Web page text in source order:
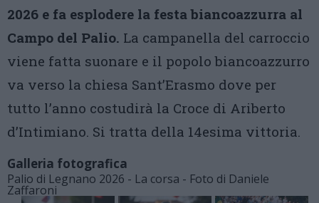
2026 e fa esplodere la festa biancoazzurra al
Campo del Palio. La campanella del carroccio
viene fatta suonare e il popolo biancoazzurro
va verso la chiesa Sant’Erasmo dove per
tutto l’anno costudirà la Croce di Ariberto
d’Intimiano. Si tratta della 14esima vittoria.
Galleria fotografica
Palio di Legnano 2026 - La corsa - Foto di Daniele
Zaffaroni